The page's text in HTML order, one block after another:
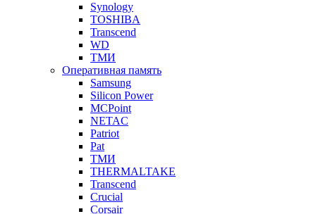
Synology
TOSHIBA
Transcend
WD
ТМИ
Оперативная память
Samsung
Silicon Power
MCPoint
NETAC
Patriot
Pat
ТМИ
THERMALTAKE
Transcend
Crucial
Corsair